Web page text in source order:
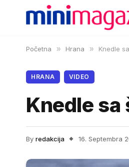
Početna » Hrana » Knedle
HRANA VIDEO
Knedle
By redakcija 16. Septembra